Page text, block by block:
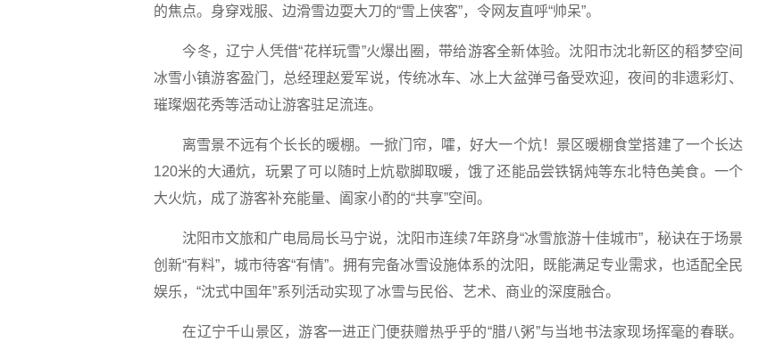
的焦点。身穿戏服、边滑雪边耍大刀的“雪上侠客”，令网友直呼“帅呆”。
今冬，辽宁人凭借“花样玩雪”火爆出圈，带给游客全新体验。沈阳市沈北新区的稻梦空间
冰雪小镇游客盈门，总经理赵爱军说，传统冰车、冰上大盆弹弓备受欢迎，夜间的非遗彩灯、
璀璨烟花秀等活动让游客驻足流连。
离雪景不远有个长长的暖棚。一掀门帘，嚯，好大一个炕！景区暖棚食堂搭建了一个长达
120米的大通炕，玩累了可以随时上炕歇脚取暖，饿了还能品尝铁锅炖等东北特色美食。一个
大火炕，成了游客补充能量、阖家小酌的“共享”空间。
沈阳市文旅和广电局局长马宁说，沈阳市连续7年跻身“冰雪旅游十佳城市”，秘诀在于场景
创新“有料”，城市待客“有情”。拥有完备冰雪设施体系的沈阳，既能满足专业需求，也适配全民
娱乐，“沈式中国年”系列活动实现了冰雪与民俗、艺术、商业的深度融合。
在辽宁千山景区，游客一进正门便获赠热乎乎的“腊八粥”与当地书法家现场挥毫的春联。